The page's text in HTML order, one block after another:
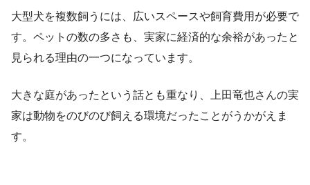
大型犬を複数飼うには、広いスペースや飼育費用が必要で
す。ペットの数の多さも、実家に経済的な余裕があったと
見られる理由の一つになっています。
大きな庭があったという話とも重なり、上田竜也さんの実
家は動物をのびのび飼える環境だったことがうかがえま
す。